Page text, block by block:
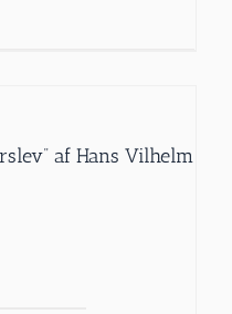
af Hans Vilhelm